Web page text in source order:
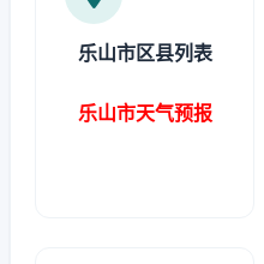
乐山市区县列表
乐山市天气预报